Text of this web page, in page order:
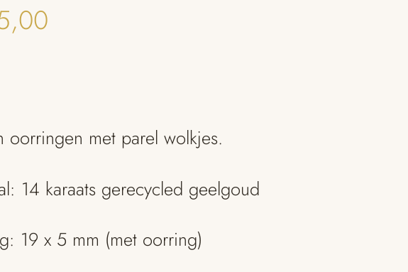
oorringen met parel wolkjes.
14 karaats gerecycled geelgoud
19 x 5 mm (met oorring)